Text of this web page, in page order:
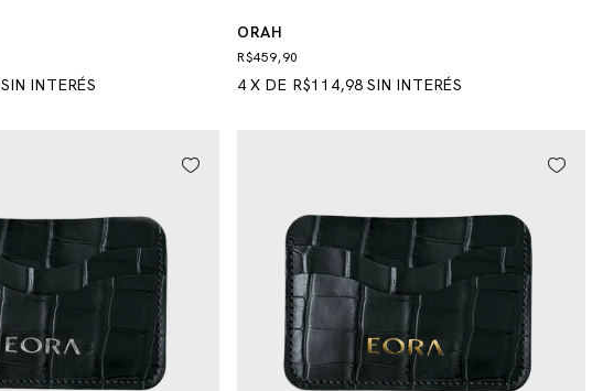
SIN INTERÉS
ORAH
R$459,90
4 XDE R$114,98 SIN INTERÉS